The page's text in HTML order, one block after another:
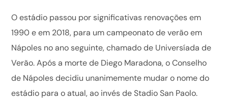
O estádio passou por significativas renovações em
1990 e em 2018, para um campeonato de verão em
Nápoles no ano seguinte, chamado de Universíada de
Verão. Após a morte de Diego Maradona, o Conselho
de Nápoles decidiu unanimemente mudar o nome do
estádio para o atual, ao invés de Stadio San Paolo.